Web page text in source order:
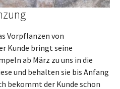
Vorpflanzen von
Kunde bringt seine
ab März zu uns in die
und behalten sie bis Anfang
bekommt der Kunde schon